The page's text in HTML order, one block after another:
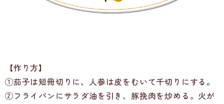
【作り方】
①茄子は短冊切りに、人参は皮をむいて千切りにする。
②フライパンにサラダ油を引き、豚挽肉を炒める。火が